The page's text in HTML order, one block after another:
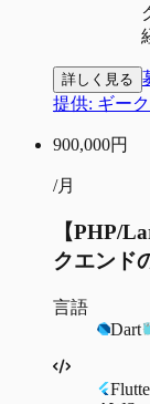
詳しく見る
提供: ギー
900,000円
/月
【PHP/
クエンド
言語
Dart